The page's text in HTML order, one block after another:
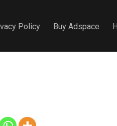
Policy Buy Adspace